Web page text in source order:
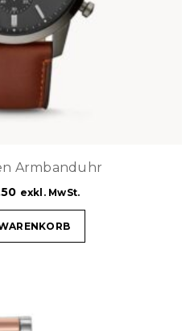
Armbanduhr
exkl. MwSt.